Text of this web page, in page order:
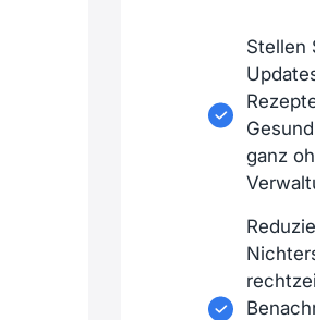
Stellen
ganz